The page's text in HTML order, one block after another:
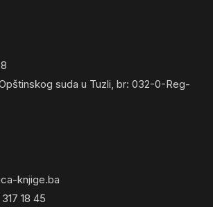
suda u Tuzli, br: 032-0-Reg-
knjige.ba
18 45